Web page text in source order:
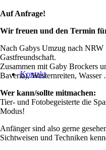
Kontakt
Auf Anfrage!
Wir freuen und den Termin
Nach Gabys Umzug nach NRW
Gastfreundschaft.
Zusammen mit Gaby Brockers
Baveria), Westernreiten,
Wer kann/sollte mitmachen:
Tier- und Fotobegeisterte die
Modus!
Anfänger sind also gerne
Sichtweisen und Techniken